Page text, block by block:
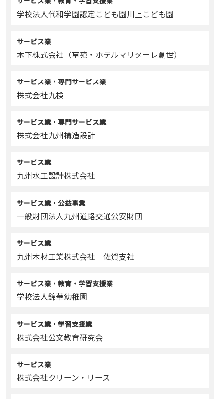
学校法人代和学園認定こども園川上こども園
サービス業
木下株式会社（草苑・ホテルマリターレ創世）
サービス業・専門サービス業
株式会社九検
サービス業・専門サービス業
株式会社九州構造設計
サービス業
九州水工設計株式会社
サービス業・公益事業
一般財団法人九州道路交通公安財団
サービス業
九州木材工業株式会社 佐賀支社
サービス業・教育・学習支援業
学校法人錦華幼稚園
サービス業・学習支援業
株式会社公文教育研究会
サービス業
株式会社クリーン・リース